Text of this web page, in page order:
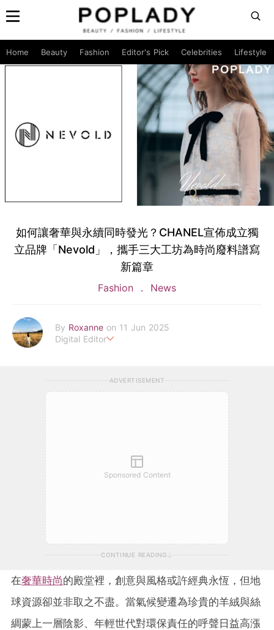
Home Beauty Fashion Editor's Pick Celebrities Lifestyle
如何讓奢華與永續同時發光？CHANEL宣佈成立獨
立品牌「Nevold」，攜手三大工坊為時尚廢料譜寫
新篇章
Fashion News
By Roxanne on 11 Jun 2025
Digital Editor
roxanne.lee@poplady-mag.com
ADVERTISEMENT
Sponsored Content
CONTINUE READING
在奢華時尚的殿堂裡，創意與風格或許經典永恆，但地
球資源卻並非取之不盡。當氣候變遷為珍貴的羊絨與絲
綢蒙上一層陰影、年輕世代對環保責任的呼聲日益高漲